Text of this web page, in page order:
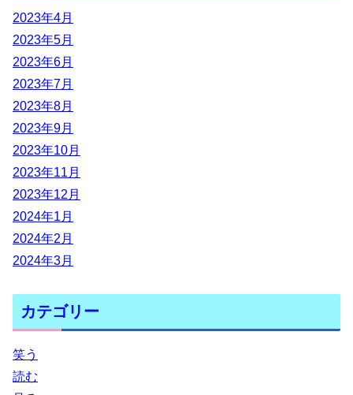
2023年4月
2023年5月
2023年6月
2023年7月
2023年8月
2023年9月
2023年10月
2023年11月
2023年12月
2024年1月
2024年2月
2024年3月
カテゴリー
笑う
読む